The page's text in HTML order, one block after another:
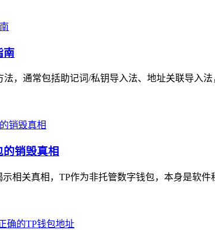
南
，通常包括助记词/私钥导入法、地址关联导入
销毁真相
相关真相，TP作为非托管数字钱包，本身是软